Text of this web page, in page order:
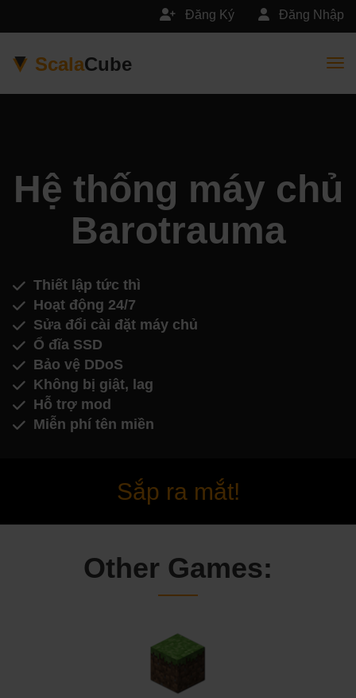
Đăng Nhập
Đăng Ký
ScalaCube
Hệ thống máy chủ
Barotrauma
Thiết lập tức thì
Hoạt động 24/7
Sửa đổi cài đặt máy chủ
Ổ đĩa SSD
Bảo vệ DDoS
Không bị giật, lag
Hỗ trợ mod
Miễn phí tên miền
Sắp ra mắt!
Other Games: